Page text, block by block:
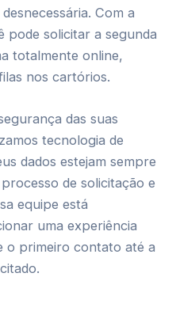
Com a
pode solicitar a segunda
totalmente online,
nos cartórios.
das suas
tecnologia de
dados estejam sempre
de solicitação e
equipe está
uma experiência
o primeiro contato até a